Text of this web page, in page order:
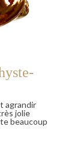
agrandir
jolie
beaucoup